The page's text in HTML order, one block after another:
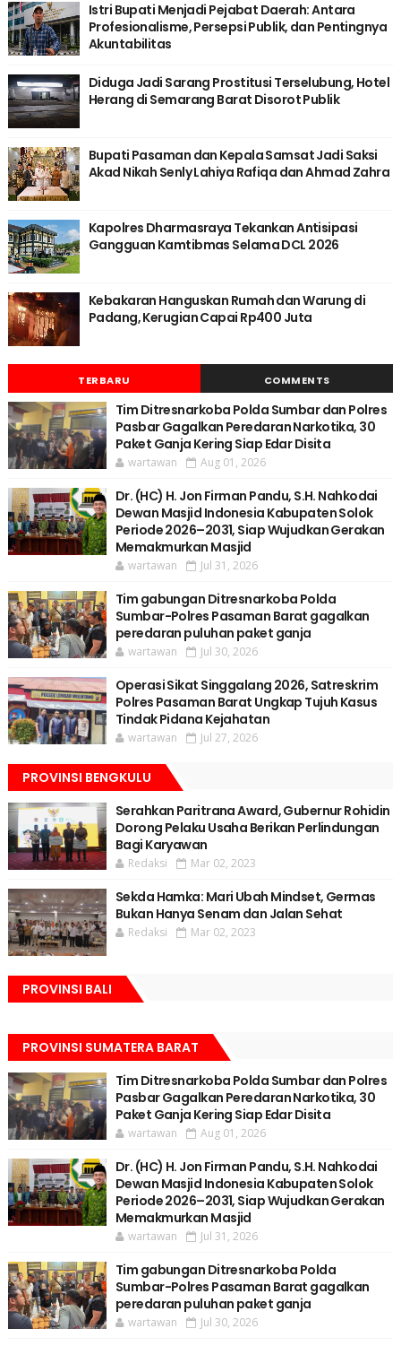
Istri Bupati Menjadi Pejabat Daerah: Antara
Profesionalisme, Persepsi Publik, dan Pentingnya
Akuntabilitas
Diduga Jadi Sarang Prostitusi Terselubung, Hotel
Herang di Semarang Barat Disorot Publik
Bupati Pasaman dan Kepala Samsat Jadi Saksi
Akad Nikah Senly Lahiya Rafiqa dan Ahmad Zahra
Kapolres Dharmasraya Tekankan Antisipasi
Gangguan Kamtibmas Selama DCL 2026
Kebakaran Hanguskan Rumah dan Warung di
Padang, Kerugian Capai Rp400 Juta
TERBARU COMMENTS
Tim Ditresnarkoba Polda Sumbar dan Polres
Pasbar Gagalkan Peredaran Narkotika, 30
Paket Ganja Kering Siap Edar Disita
wartawan Aug 01, 2026
Dr. (HC) H. Jon Firman Pandu, S.H. Nahkodai
Dewan Masjid Indonesia Kabupaten Solok
Periode 2026–2031, Siap Wujudkan Gerakan
Memakmurkan Masjid
wartawan Jul 31, 2026
Tim gabungan Ditresnarkoba Polda
Sumbar-Polres Pasaman Barat gagalkan
peredaran puluhan paket ganja
wartawan Jul 30, 2026
Operasi Sikat Singgalang 2026, Satreskrim
Polres Pasaman Barat Ungkap Tujuh Kasus
Tindak Pidana Kejahatan
wartawan Jul 27, 2026
PROVINSI BENGKULU
Serahkan Paritrana Award, Gubernur Rohidin
Dorong Pelaku Usaha Berikan Perlindungan
Bagi Karyawan
Redaksi Mar 02, 2023
Sekda Hamka: Mari Ubah Mindset, Germas
Bukan Hanya Senam dan Jalan Sehat
Redaksi Mar 02, 2023
PROVINSI BALI
PROVINSI SUMATERA BARAT
Tim Ditresnarkoba Polda Sumbar dan Polres
Pasbar Gagalkan Peredaran Narkotika, 30
Paket Ganja Kering Siap Edar Disita
wartawan Aug 01, 2026
Dr. (HC) H. Jon Firman Pandu, S.H. Nahkodai
Dewan Masjid Indonesia Kabupaten Solok
Periode 2026–2031, Siap Wujudkan Gerakan
Memakmurkan Masjid
wartawan Jul 31, 2026
Tim gabungan Ditresnarkoba Polda
Sumbar-Polres Pasaman Barat gagalkan
peredaran puluhan paket ganja
wartawan Jul 30, 2026